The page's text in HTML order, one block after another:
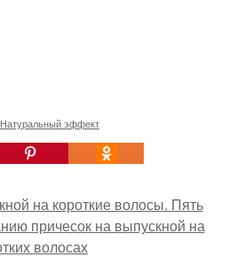
Натуральный эффект